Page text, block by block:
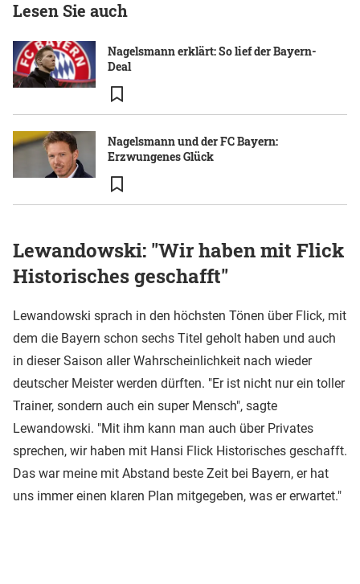
Lesen Sie auch
Nagelsmann erklärt: So lief der Bayern-
Deal
Nagelsmann und der FC Bayern:
Erzwungenes Glück
Lewandowski: "Wir haben mit Flick
Historisches geschafft"
Lewandowski sprach in den höchsten Tönen über Flick, mit
dem die Bayern schon sechs Titel geholt haben und auch
in dieser Saison aller Wahrscheinlichkeit nach wieder
deutscher Meister werden dürften. "Er ist nicht nur ein toller
Trainer, sondern auch ein super Mensch", sagte
Lewandowski. "Mit ihm kann man auch über Privates
sprechen, wir haben mit Hansi Flick Historisches geschafft.
Das war meine mit Abstand beste Zeit bei Bayern, er hat
uns immer einen klaren Plan mitgegeben, was er erwartet."